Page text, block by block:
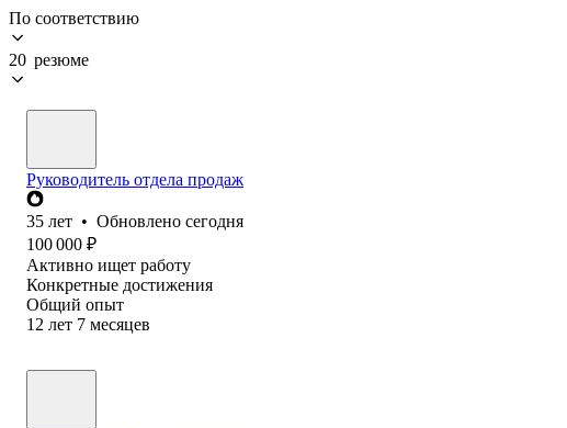
По соответствию
20 резюме
Руководитель отдела продаж
35 лет • Обновлено сегодня
100 000 ₽
Активно ищет работу
Конкретные достижения
Общий опыт
12 лет 7 месяцев